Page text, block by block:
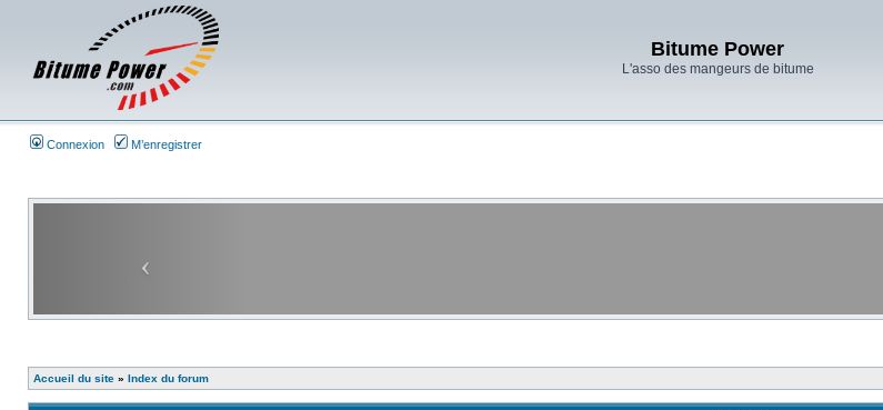
Bitume Power
L'asso des mangeurs de bitume
Connexion M’enregistrer
Accueil du site » Index du forum